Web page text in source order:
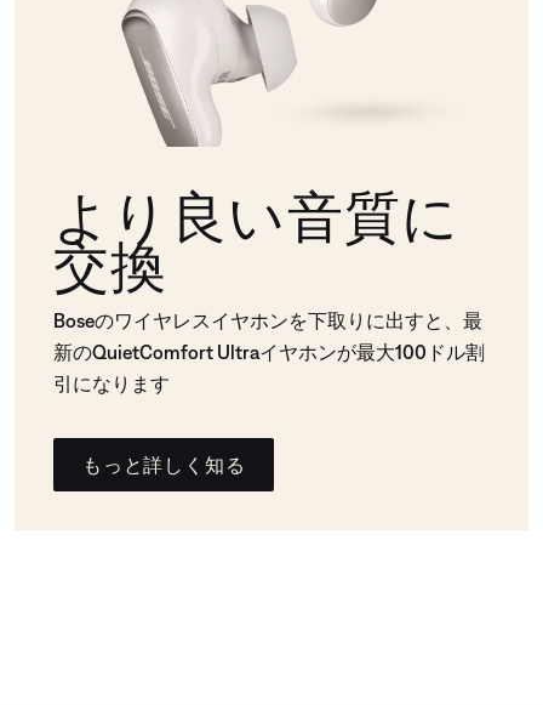
より良い音質に
交換
Boseのワイヤレスイヤホンを下取りに出すと、最
新のQuietComfort Ultraイヤホンが最大100ドル割
引になります
もっと詳しく知る